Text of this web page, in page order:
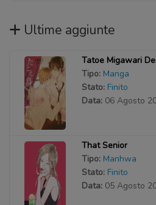
Ultime aggiunte
Tatoe Migawari
Tipo: Manga
Stato: Finito
Data: 06 Agosto
That Senior
Tipo: Manhwa
Stato: Finito
Data: 05 Agosto